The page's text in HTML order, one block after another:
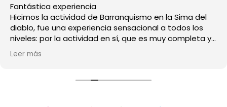
Fantástica experiencia
Hicimos la actividad de Barranquismo en la Sima del
diablo, fue una experiencia sensacional a todos los
niveles: por la actividad en sí, que es muy completa y
divertida, por el trato de los monitores, muy
profesionales y ayudan en cada momento a sentirte
desarrolla la actividad que es magnífico. Totalmente
Leer más